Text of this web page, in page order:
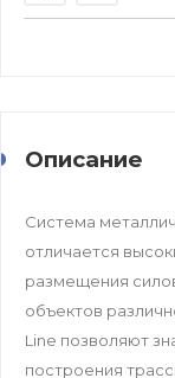
Описание
Система
отличается
размещения
объектов
Line позволяют
построения